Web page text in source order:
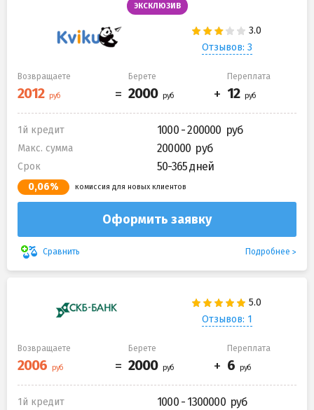
ЭКСКЛЮЗИВ
Отзывов: 3
Возвращаете Берете Переплата
1й кредит 1000 - 200000
Макс. сумма 200000
Срок 50-365 дней
0,06% комиссия для новых клиентов
Оформить заявку
Сравнить Подробнее
Отзывов: 1
Возвращаете Берете Переплата
1й кредит 1000 - 1300000